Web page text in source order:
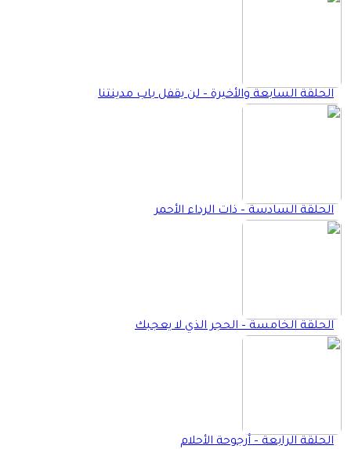
الحلقة السابعة والأخيرة – لن يقفل باب مدينتنا
الحلقة السادسة – ذات الرداء الأحمر
الحلقة الخامسة – الحجر الذي لا يعجبك
الحلقة الرابعة – أرجوحة الأحلام